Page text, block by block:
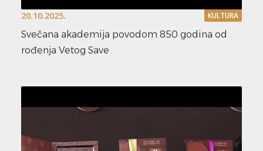
20.10.2025. KULTURA
Svečana akademija povodom 850 godina od
rođenja Vetog Save